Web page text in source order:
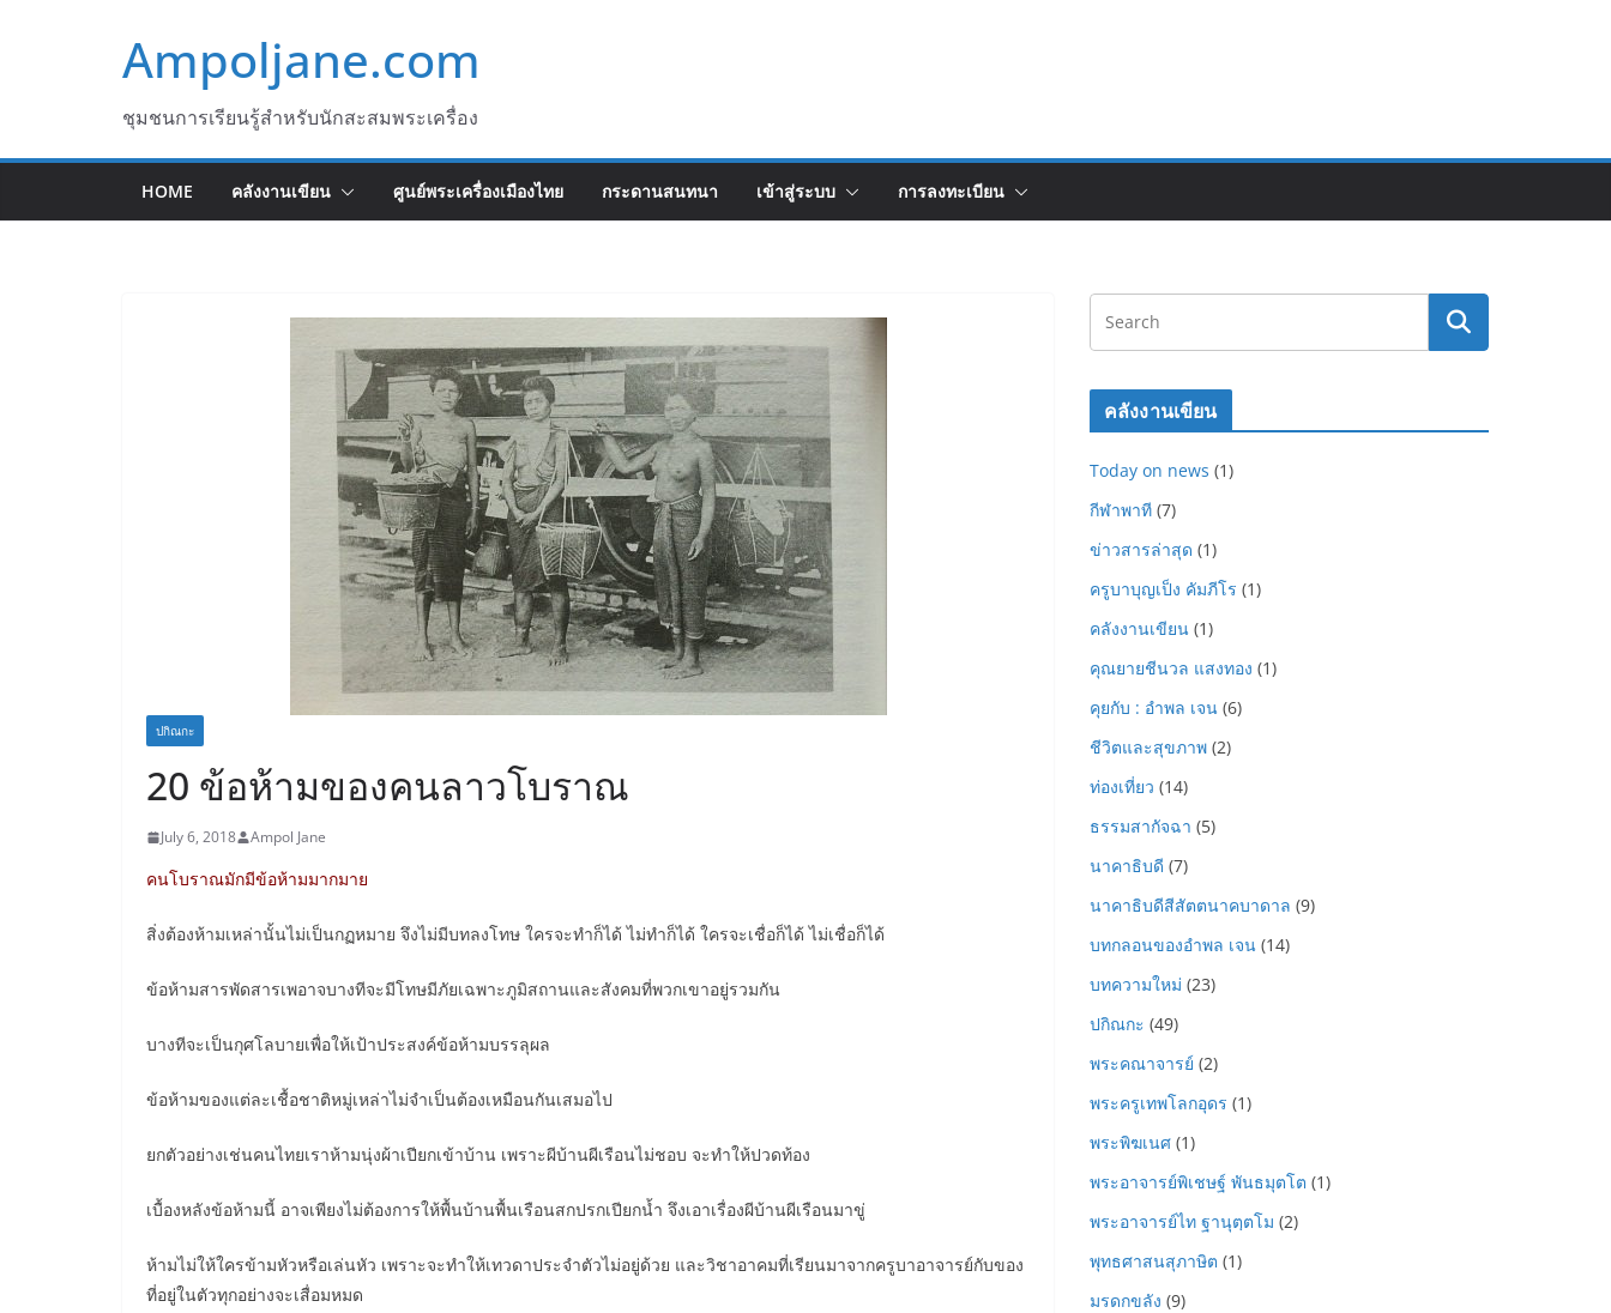
Ampoljane.com
ชุมชนการเรียนรู้สำหรับนักสะสมพระเครื่อง
HOME คลังงานเขียน ศูนย์พระเครื่องเมืองไทย กระดานสนทนา เข้าสู่ระบบ การลงทะเบียน
ปกิณกะ
20 ข้อห้ามของคนลาวโบราณ
July 6, 2018 Ampol Jane
คนโบราณมักมีข้อห้ามมากมาย
สิ่งต้องห้ามเหล่านั้นไม่เป็นกฏหมาย จึงไม่มีบทลงโทษ ใครจะทำก็ได้ ไม่ทำก็ได้ ใครจะเชื่อก็ได้ ไม่เชื่อก็ได้
ข้อห้ามสารพัดสารเพอาจบางทีจะมีโทษมีภัยเฉพาะภูมิสถานและสังคมที่พวกเขาอยู่รวมกัน
บางทีจะเป็นกุศโลบายเพื่อให้เป้าประสงค์ข้อห้ามบรรลุผล
ข้อห้ามของแต่ละเชื้อชาติหมู่เหล่าไม่จำเป็นต้องเหมือนกันเสมอไป
ยกตัวอย่างเช่นคนไทยเราห้ามนุ่งผ้าเปียกเข้าบ้าน เพราะผีบ้านผีเรือนไม่ชอบ จะทำให้ปวดท้อง
เบื้องหลังข้อห้ามนี้ อาจเพียงไม่ต้องการให้พื้นบ้านพื้นเรือนสกปรกเปียกน้ำ จึงเอาเรื่องผีบ้านผีเรือนมาขู่
ห้ามไม่ให้ใครข้ามหัวหรือเล่นหัว เพราะจะทำให้เทวดาประจำตัวไม่อยู่ด้วย และวิชาอาคมที่เรียนมาจากครูบาอาจารย์กับของ
ที่อยู่ในตัวทุกอย่างจะเสื่อมหมด
คลังงานเขียน
Today on news (1)
กีฬาพาที (7)
ข่าวสารล่าสุด (1)
ครูบาบุญเป็ง คัมภีโร (1)
คลังงานเขียน (1)
คุณยายชีนวล แสงทอง (1)
คุยกับ : อำพล เจน (6)
ชีวิตและสุขภาพ (2)
ท่องเที่ยว (14)
ธรรมสากัจฉา (5)
นาคาธิบดี (7)
นาคาธิบดีสีสัตตนาคบาดาล (9)
บทกลอนของอำพล เจน (14)
บทความใหม่ (23)
ปกิณกะ (49)
พระคณาจารย์ (2)
พระครูเทพโลกอุดร (1)
พระพิฆเนศ (1)
พระอาจารย์พิเชษฐ์ พันธมุตโต (1)
พระอาจารย์ไท ฐานุตฺตโม (2)
พุทธศาสนสุภาษิต (1)
มรดกขลัง (9)